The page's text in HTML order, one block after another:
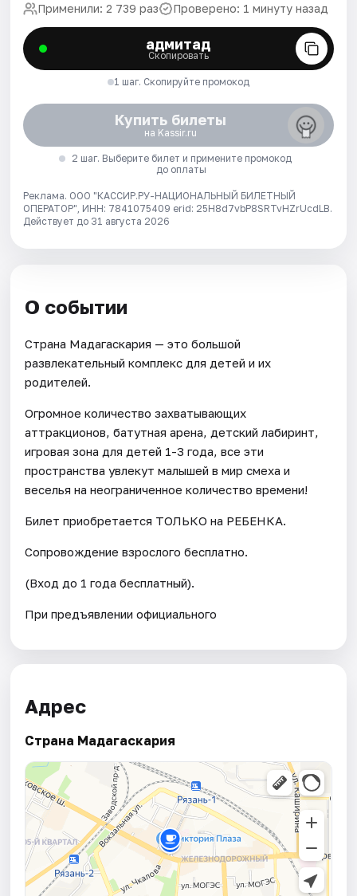
Применили: 2 739 раз Проверено: 1 минуту назад
адмитад
Скопировать
1 шаг. Скопируйте промокод
Купить билеты
на Kassir.ru
2 шаг. Выберите билет и примените промокод
до оплаты
Реклама. ООО "КАССИР.РУ-НАЦИОНАЛЬНЫЙ БИЛЕТНЫЙ
ОПЕРАТОР", ИНН: 7841075409 erid: 25H8d7vbP8SRTvHZrUcdLB.
Действует до 31 августа 2026
О событии
Страна Мадагаскария — это большой
развлекательный комплекс для детей и их
родителей.
Огромное количество захватывающих
аттракционов, батутная арена, детский лабиринт,
игровая зона для детей 1-3 года, все эти
пространства увлекут малышей в мир смеха и
веселья на неограниченное количество времени!
Билет приобретается ТОЛЬКО на РЕБЕНКА.
Сопровождение взрослого бесплатно.
(Вход до 1 года бесплатный).
При предъявлении официального
Адрес
Страна Мадагаскария